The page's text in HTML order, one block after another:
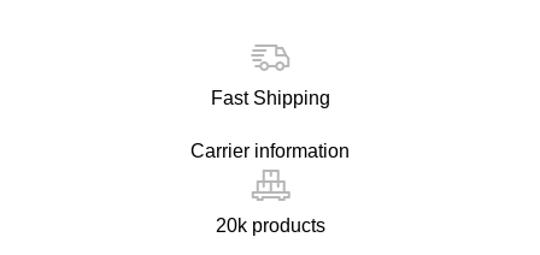
Fast Shipping
Carrier information
20k products